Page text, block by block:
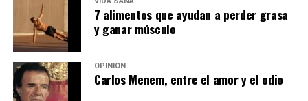
7 alimentos que ayudan a perder grasa
y ganar músculo
OPINIÓN
Carlos Menem, entre el amor y el odio